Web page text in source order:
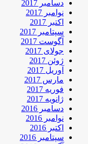
دسامبر 2017
نوامبر 2017
اکتبر 2017
سپتامبر 2017
آگوست 2017
جولای 2017
ژوئن 2017
آوریل 2017
مارس 2017
فوریه 2017
ژانویه 2017
دسامبر 2016
نوامبر 2016
اکتبر 2016
سپتامبر 2016